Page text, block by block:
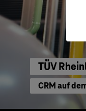
TÜV
CRM auf